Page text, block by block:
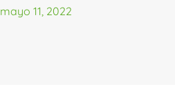
mayo 11, 2022